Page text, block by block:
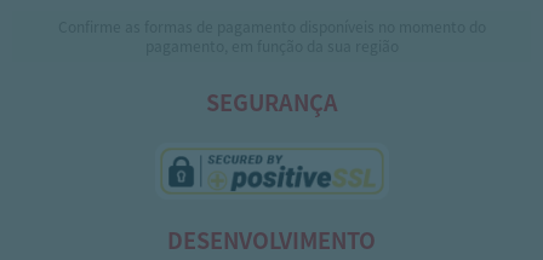
SEGURANÇA
DESENVOLVIMENTO